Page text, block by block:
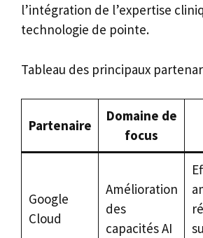
l’intégration de l’expertise
technologie de pointe.
Tableau des principaux
Partenaire
Domaine de
focus
Google
Cloud
Amélioration
des
capacités AI